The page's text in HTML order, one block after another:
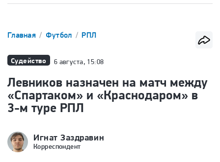
Главная Футбол РПЛ
Судейство 6 августа, 15:08
Левников назначен на матч между
«Спартаком» и «Краснодаром» в
3-м туре РПЛ
Игнат Заздравин
Корреспондент